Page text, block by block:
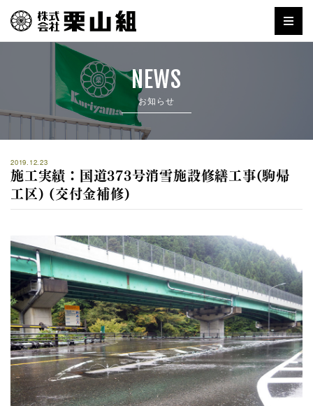
NEWS
お知らせ
2019.12.23
施工実績：国道373号消雪施設修繕工事(駒帰
工区) (交付金補修)